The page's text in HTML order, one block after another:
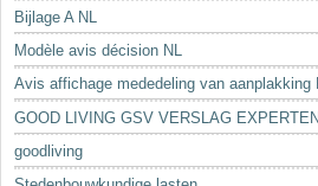
Bijlage A NL
Modèle avis décision NL
Avis affichage mededeling van aanplakking
GOOD LIVING GSV VERSLAG
goodliving